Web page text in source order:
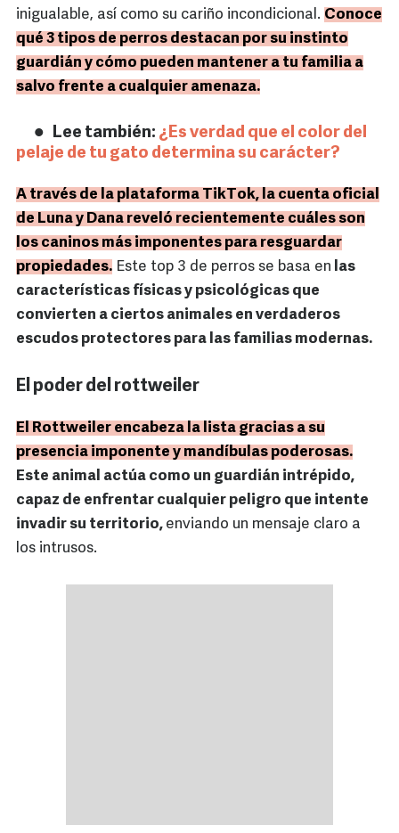
inigualable, así como su cariño incondicional. Conoce
qué 3 tipos de perros destacan por su instinto
guardián y cómo pueden mantener a tu familia a
salvo frente a cualquier amenaza.
Lee también: ¿Es verdad que el color del
pelaje de tu gato determina su carácter?
A través de la plataforma TikTok, la cuenta oficial
de Luna y Dana reveló recientemente cuáles son
los caninos más imponentes para resguardar
propiedades. Este top 3 de perros se basa en las
características físicas y psicológicas que
convierten a ciertos animales en verdaderos
escudos protectores para las familias modernas.
El poder del rottweiler
El Rottweiler encabeza la lista gracias a su
presencia imponente y mandíbulas poderosas.
Este animal actúa como un guardián intrépido,
capaz de enfrentar cualquier peligro que intente
invadir su territorio, enviando un mensaje claro a
los intrusos.